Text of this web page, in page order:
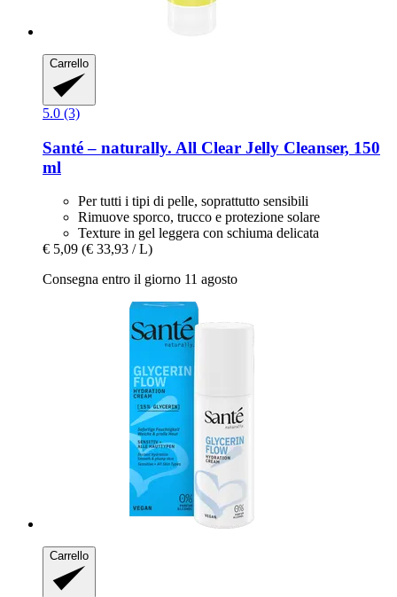
Carrello
5.0 (3)
Santé – naturally. All Clear Jelly Cleanser, 150
ml
Per tutti i tipi di pelle, soprattutto sensibili
Rimuove sporco, trucco e protezione solare
Texture in gel leggera con schiuma delicata
€ 5,09 (€ 33,93 / L)
Consegna entro il giorno 11 agosto
Carrello